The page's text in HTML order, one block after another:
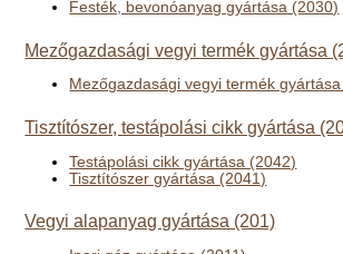
Festék, bevonóanyag gyártása (2030)
Mezőgazdasági vegyi termék gyártása
Mezőgazdasági vegyi termék
Tisztítószer, testápolási cikk gyártása
Testápolási cikk gyártása (2042)
Tisztítószer gyártása (2041)
Vegyi alapanyag gyártása (201)